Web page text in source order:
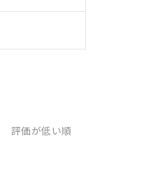
評価が低い順